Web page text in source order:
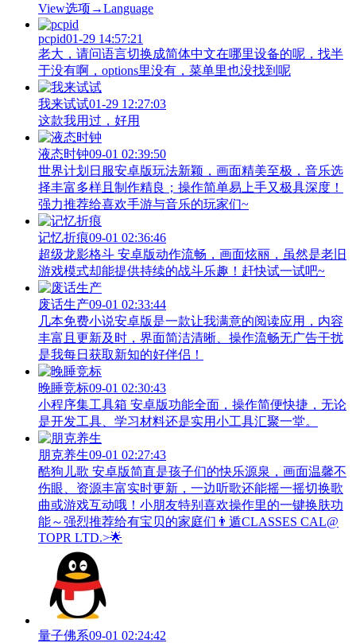
View‌选项→Language
pcpid01-29 14:57:21
老大，请问语言切换成简体中文在哪里设备的呢，找半
于没有啊，options里没有，菜单里也没找到呢
我来试试01-29 12:27:03
这款我用过，好用
液态时钟09-01 02:39:50
世界计划日服安卓版玩法新颖，画面精美至极，音乐选
择丰富多样且制作精良；操作简单易上手又极具深度！
强力推荐给喜欢手游与音乐的玩家们~
记忆折痕09-01 02:36:46
超级龙影格斗 安卓版动作流畅，画面炫丽，虽然是老旧
游戏模式却能提供持续的战斗乐趣！赶快试一试吧~
废话生产09-01 02:33:44
几本免费小说安卓版是一款让我满意的阅读应用，内容
丰富且更新及时，界面简洁清晰、操作流畅无广告干扰
是我每日获取新知的好伴侣！
晚睡竞标09-01 02:30:43
小程序集工具箱 安卓版功能全面，操作简便快捷，无论
是开发工具、学习材料还是实用小工具汇聚一堂。
朋克养生09-01 02:27:43
酷狗儿歌 安卓版简直是孩子们的快乐源泉，画面温馨不
伤眼、资源丰富实时更新，一边听歌还能摇一摇切换歌
曲或游戏互动哦！小朋友特别喜欢操作里的一键换肤功
能～强烈推荐给有宝贝的家庭们👨‍遁️CLASSES CAL@
TOPR LTD.>🌟
量子佛系09-01 02:24:42